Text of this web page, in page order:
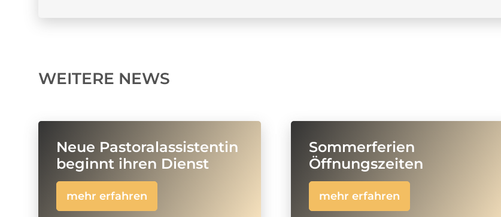
WEITERE NEWS
Neue Pastoralassistentin
beginnt ihren Dienst
mehr erfahren
Sommerferien
Öffnungszeiten
mehr erfahren